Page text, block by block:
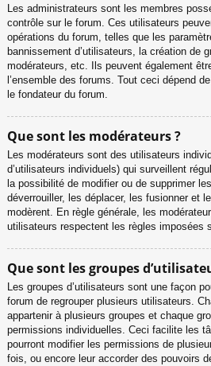
Les administrateurs sont les membres
contrôle sur le forum. Ces utilisateurs
opérations du forum, telles que les
bannissement d’utilisateurs, la création de
modérateurs, etc. Ils peuvent également
l’ensemble des forums. Tout ceci dépend
le fondateur du forum.
Que sont les modérateurs ?
Les modérateurs sont des utilisateurs
d’utilisateurs individuels) qui surveillent
la possibilité de modifier ou de supprimer
déverrouiller, les déplacer, les fusionner et
modèrent. En règle générale, les
utilisateurs respectent les règles imposées
Que sont les groupes
Les groupes d’utilisateurs sont une façon
forum de regrouper plusieurs utilisateurs.
appartenir à plusieurs groupes et chaque
permissions individuelles. Ceci facilite les
pourront modifier les permissions de
fois, ou encore leur accorder des pouvoirs